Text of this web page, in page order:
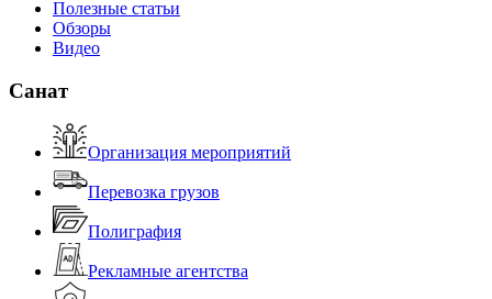
Полезные статьи
Обзоры
Видео
Санат
Организация мероприятий
Перевозка грузов
Полиграфия
Рекламные агентства